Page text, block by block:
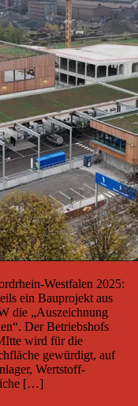
Westfalen 2025:
ein Bauprojekt aus
die „Auszeichnung
Der Betriebshofs
wird für die
gewürdigt, auf
Wertstoff-
[…]